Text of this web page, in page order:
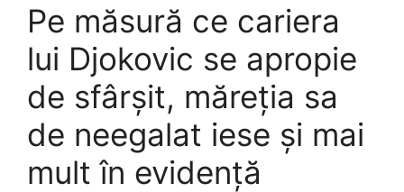
Pe măsură ce cariera
lui Djokovic se apropie
de sfârșit, măreția sa
de neegalat iese și mai
mult în evidență